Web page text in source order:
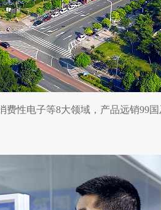
性电子等8大领域，产品远销99